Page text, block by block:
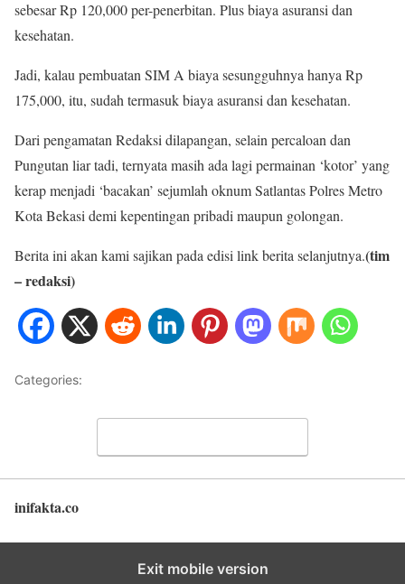
sebesar Rp 120,000 per-penerbitan. Plus biaya asuransi dan
kesehatan.
Jadi, kalau pembuatan SIM A biaya sesungguhnya hanya Rp
175,000, itu, sudah termasuk biaya asuransi dan kesehatan.
Dari pengamatan Redaksi dilapangan, selain percaloan dan
Pungutan liar tadi, ternyata masih ada lagi permainan ‘kotor’ yang
kerap menjadi ‘bacakan’ sejumlah oknum Satlantas Polres Metro
Kota Bekasi demi kepentingan pribadi maupun golongan.
Berita ini akan kami sajikan pada edisi link berita selanjutnya.(tim
– redaksi)
Categories:
inifakta.co
Exit mobile version